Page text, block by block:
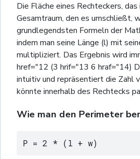
Die Fläche eines Rechteckers,
Gesamtraum, den es umschließt,
grundlegendsten Formeln der
indem man seine Länge (l) mit
multipliziert. Das Ergebnis wird
href="12 (3 hrif="13 6 hraf="14)
intuitiv und repräsentiert die Zahl
könnte innerhalb des Rechtecks
Wie man den Perimeter
P = 2 * (l + w)